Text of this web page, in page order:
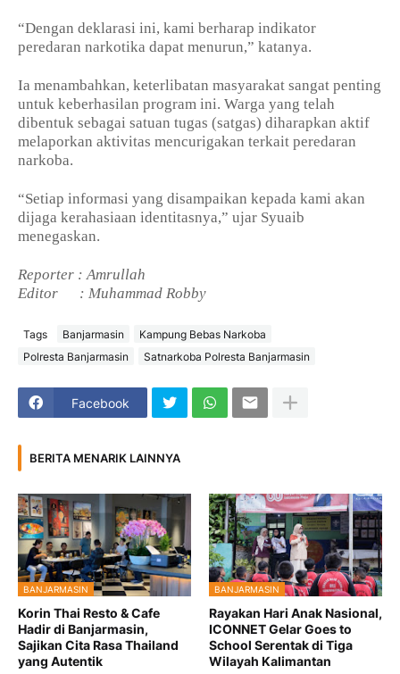
“Dengan deklarasi ini, kami berharap indikator
peredaran narkotika dapat menurun,” katanya.
Ia menambahkan, keterlibatan masyarakat sangat penting
untuk keberhasilan program ini. Warga yang telah
dibentuk sebagai satuan tugas (satgas) diharapkan aktif
melaporkan aktivitas mencurigakan terkait peredaran
narkoba.
“Setiap informasi yang disampaikan kepada kami akan
dijaga kerahasiaan identitasnya,” ujar Syuaib
menegaskan.
Reporter : Amrullah
Editor
: Muhammad Robby
Tags Banjarmasin
Kampung Bebas Narkoba
Polresta Banjarmasin
Satnarkoba Polresta Banjarmasin
Facebook
BERITA MENARIK LAINNYA
BANJARMASIN
Korin Thai Resto & Cafe
Hadir di Banjarmasin,
Sajikan Cita Rasa Thailand
yang Autentik
BANJARMASIN
Rayakan Hari Anak Nasional,
ICONNET Gelar Goes to
School Serentak di Tiga
Wilayah Kalimantan